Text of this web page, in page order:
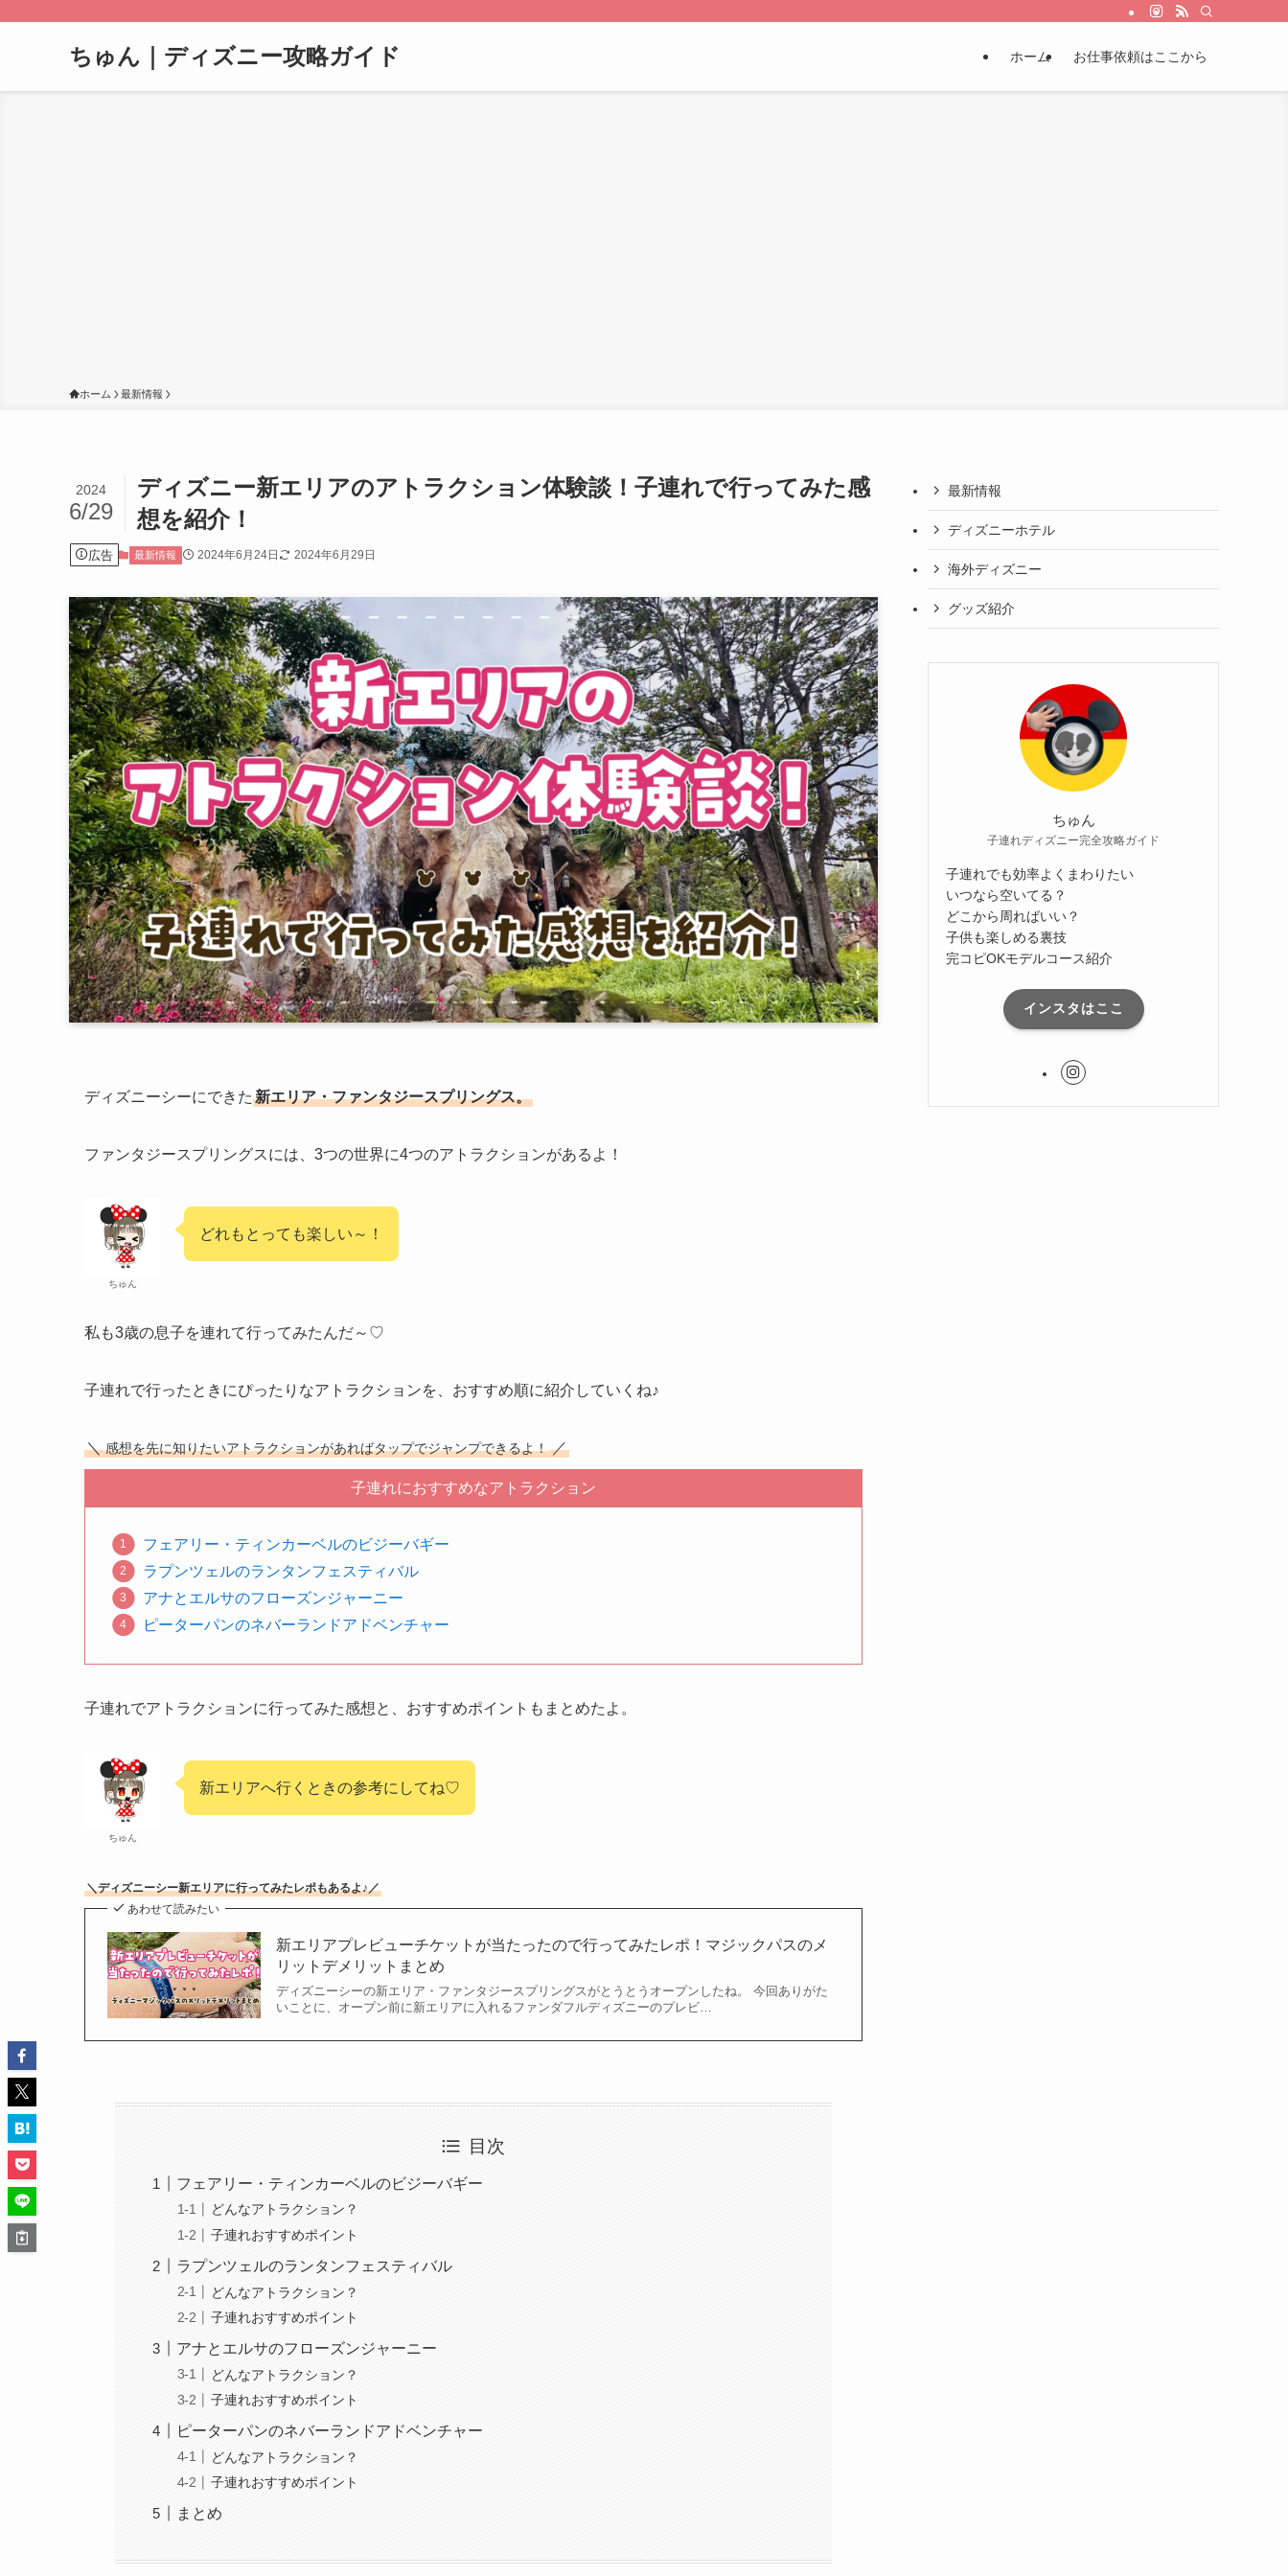
ちゅん｜ディズニー攻略ガイド ホーム お仕事依頼はここから
ホーム 最新情報
ディズニー新エリアのアトラクション体験談！子連れで行ってみた感
想を紹介！
2024
6/29
広告 最新情報 2024年6月24日 2024年6月29日
ディズニーシーにできた 新エリア・ファンタジースプリングス。
ファンタジースプリングスには、3つの世界に4つのアトラクションがあるよ！
ちゅん
どれもとっても楽しい～！
私も3歳の息子を連れて行ってみたんだ～♡
子連れで行ったときにぴったりなアトラクションを、おすすめ順に紹介していくね♪
＼ 感想を先に知りたいアトラクションがあればタップでジャンプできるよ！ ／
子連れにおすすめなアトラクション
フェアリー・ティンカーベルのビジーバギー
ラプンツェルのランタンフェスティバル
アナとエルサのフローズンジャーニー
ピーターパンのネバーランドアドベンチャー
子連れでアトラクションに行ってみた感想と、おすすめポイントもまとめたよ。
ちゅん
新エリアへ行くときの参考にしてね♡
＼ディズニーシー新エリアに行ってみたレポもあるよ♪／
あわせて読みたい
新エリアプレビューチケットが当たったので行ってみたレポ！マジックパスのメ
リットデメリットまとめ
ディズニーシーの新エリア・ファンタジースプリングスがとうとうオープンしたね。 今回ありがた
いことに、オープン前に新エリアに入れるファンダフルディズニーのプレビ…
目次
フェアリー・ティンカーベルのビジーバギー
どんなアトラクション？
子連れおすすめポイント
ラプンツェルのランタンフェスティバル
どんなアトラクション？
子連れおすすめポイント
アナとエルサのフローズンジャーニー
どんなアトラクション？
子連れおすすめポイント
ピーターパンのネバーランドアドベンチャー
どんなアトラクション？
子連れおすすめポイント
まとめ
最新情報
ディズニーホテル
海外ディズニー
グッズ紹介
ちゅん
子連れディズニー完全攻略ガイド
子連れでも効率よくまわりたい
いつなら空いてる？
どこから周ればいい？
子供も楽しめる裏技
完コピOKモデルコース紹介
インスタはここ